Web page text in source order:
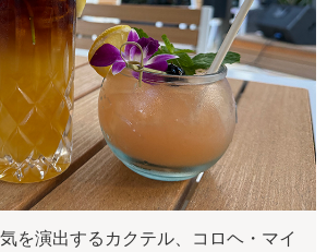
を演出するカクテル、コロヘ・マイ